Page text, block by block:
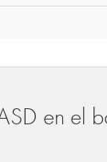
en el